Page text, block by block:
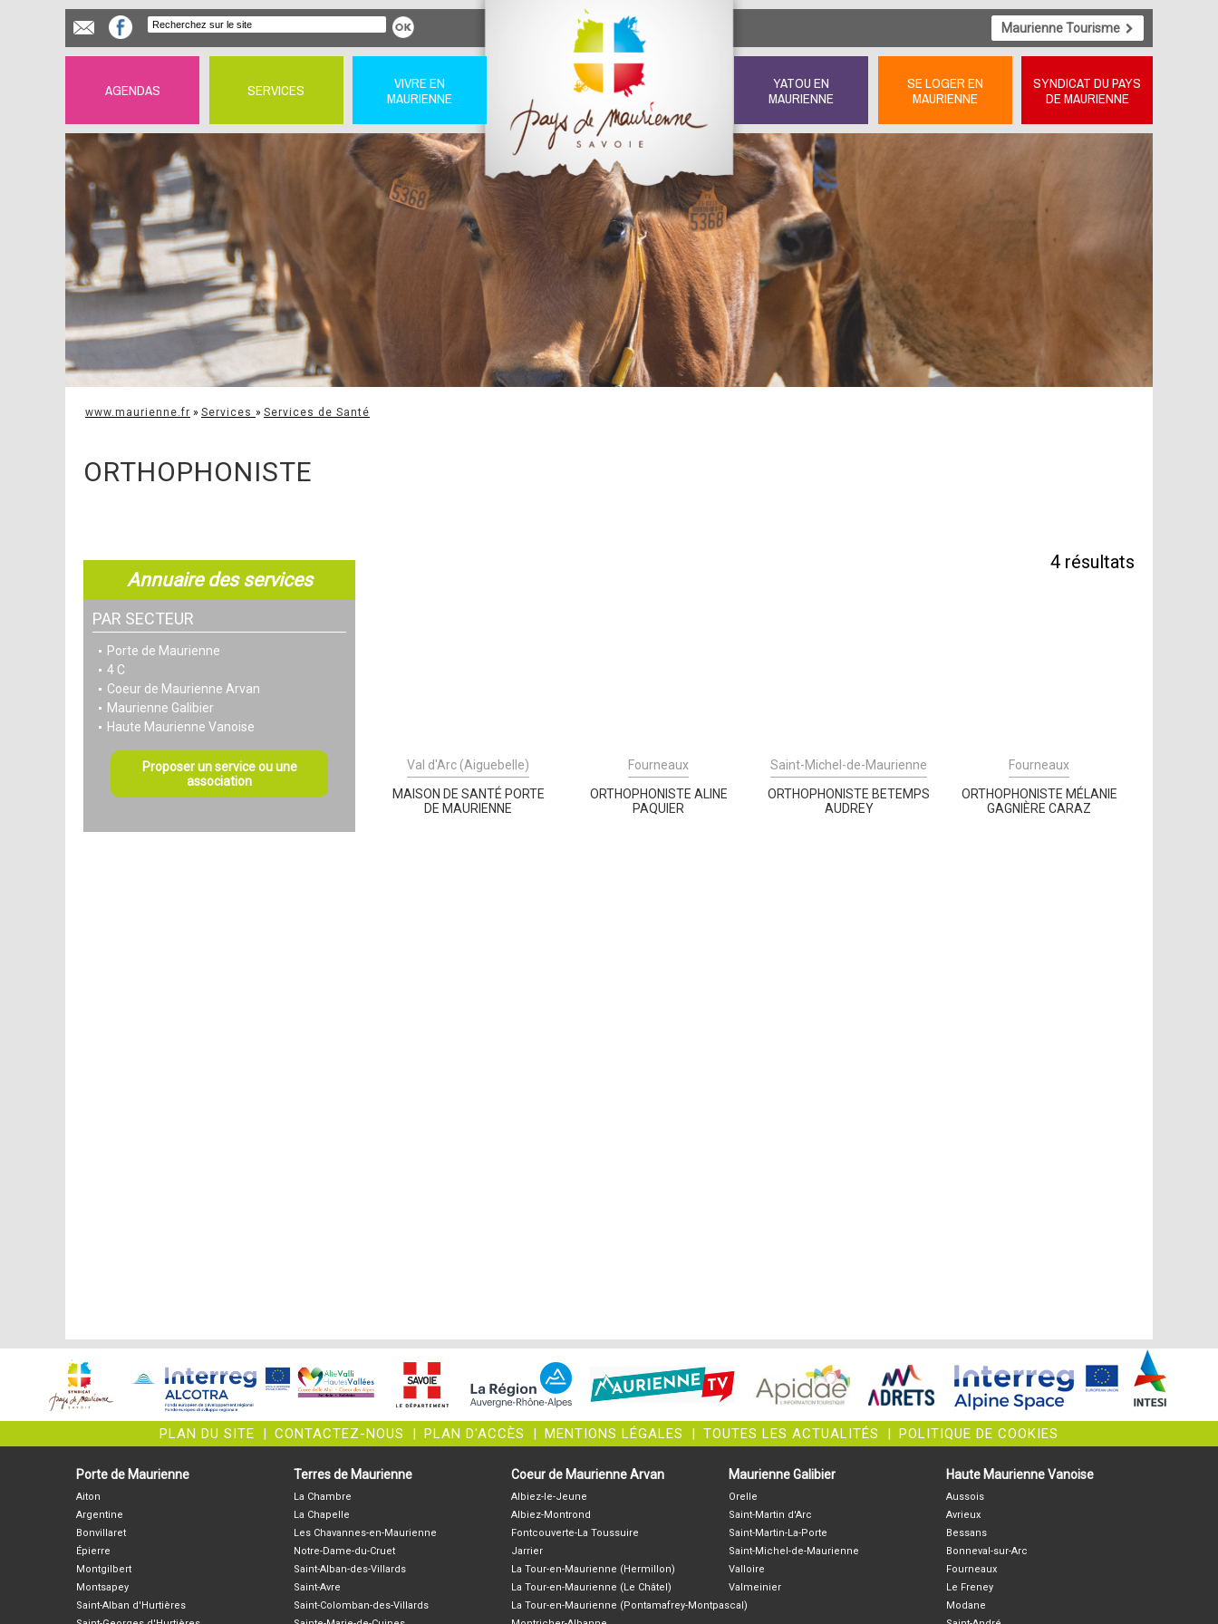
Maurienne Tourisme
AGENDAS SERVICES
VIVRE EN
MAURIENNE
YATOU EN
MAURIENNE
SE LOGER EN
MAURIENNE
SYNDICAT DU PAYS
DE MAURIENNE
www.maurienne.fr » Services » Services de Santé
ORTHOPHONISTE
Annuaire des services
PAR SECTEUR
Porte de Maurienne
4 C
Coeur de Maurienne Arvan
Maurienne Galibier
Haute Maurienne Vanoise
Proposer un service ou une
association
4 résultats
Val d'Arc (Aiguebelle)
MAISON DE SANTÉ PORTE
DE MAURIENNE
Fourneaux
ORTHOPHONISTE ALINE
PAQUIER
Saint-Michel-de-Maurienne
ORTHOPHONISTE BETEMPS
AUDREY
Fourneaux
ORTHOPHONISTE MÉLANIE
GAGNIÈRE CARAZ
PLAN DU SITE | CONTACTEZ-NOUS | PLAN D'ACCÈS | MENTIONS LÉGALES | TOUTES LES ACTUALITÉS | POLITIQUE DE COOKIES
Porte de Maurienne
Aiton
Argentine
Bonvillaret
Épierre
Montgilbert
Montsapey
Saint-Alban d'Hurtières
Terres de Maurienne
La Chambre
La Chapelle
Les Chavannes-en-Maurienne
Notre-Dame-du-Cruet
Saint-Alban-des-Villards
Saint-Avre
Saint-Colomban-des-Villards
Coeur de Maurienne Arvan
Albiez-le-Jeune
Albiez-Montrond
Fontcouverte-La Toussuire
Jarrier
La Tour-en-Maurienne (Hermillon)
La Tour-en-Maurienne (Le Châtel)
La Tour-en-Maurienne (Pontamafrey-Montpascal)
Maurienne Galibier
Orelle
Saint-Martin d'Arc
Saint-Martin-La-Porte
Saint-Michel-de-Maurienne
Valloire
Valmeinier
Haute Maurienne Vanoise
Aussois
Avrieux
Bessans
Bonneval-sur-Arc
Fourneaux
Le Freney
Modane